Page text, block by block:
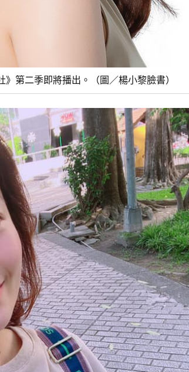
第二季即將播出。（圖／楊小黎臉書）